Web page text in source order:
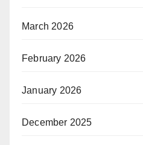
March 2026
February 2026
January 2026
December 2025